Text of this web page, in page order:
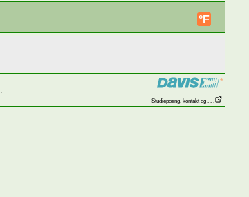
°F
Studiepoeng, kontakt og . . .